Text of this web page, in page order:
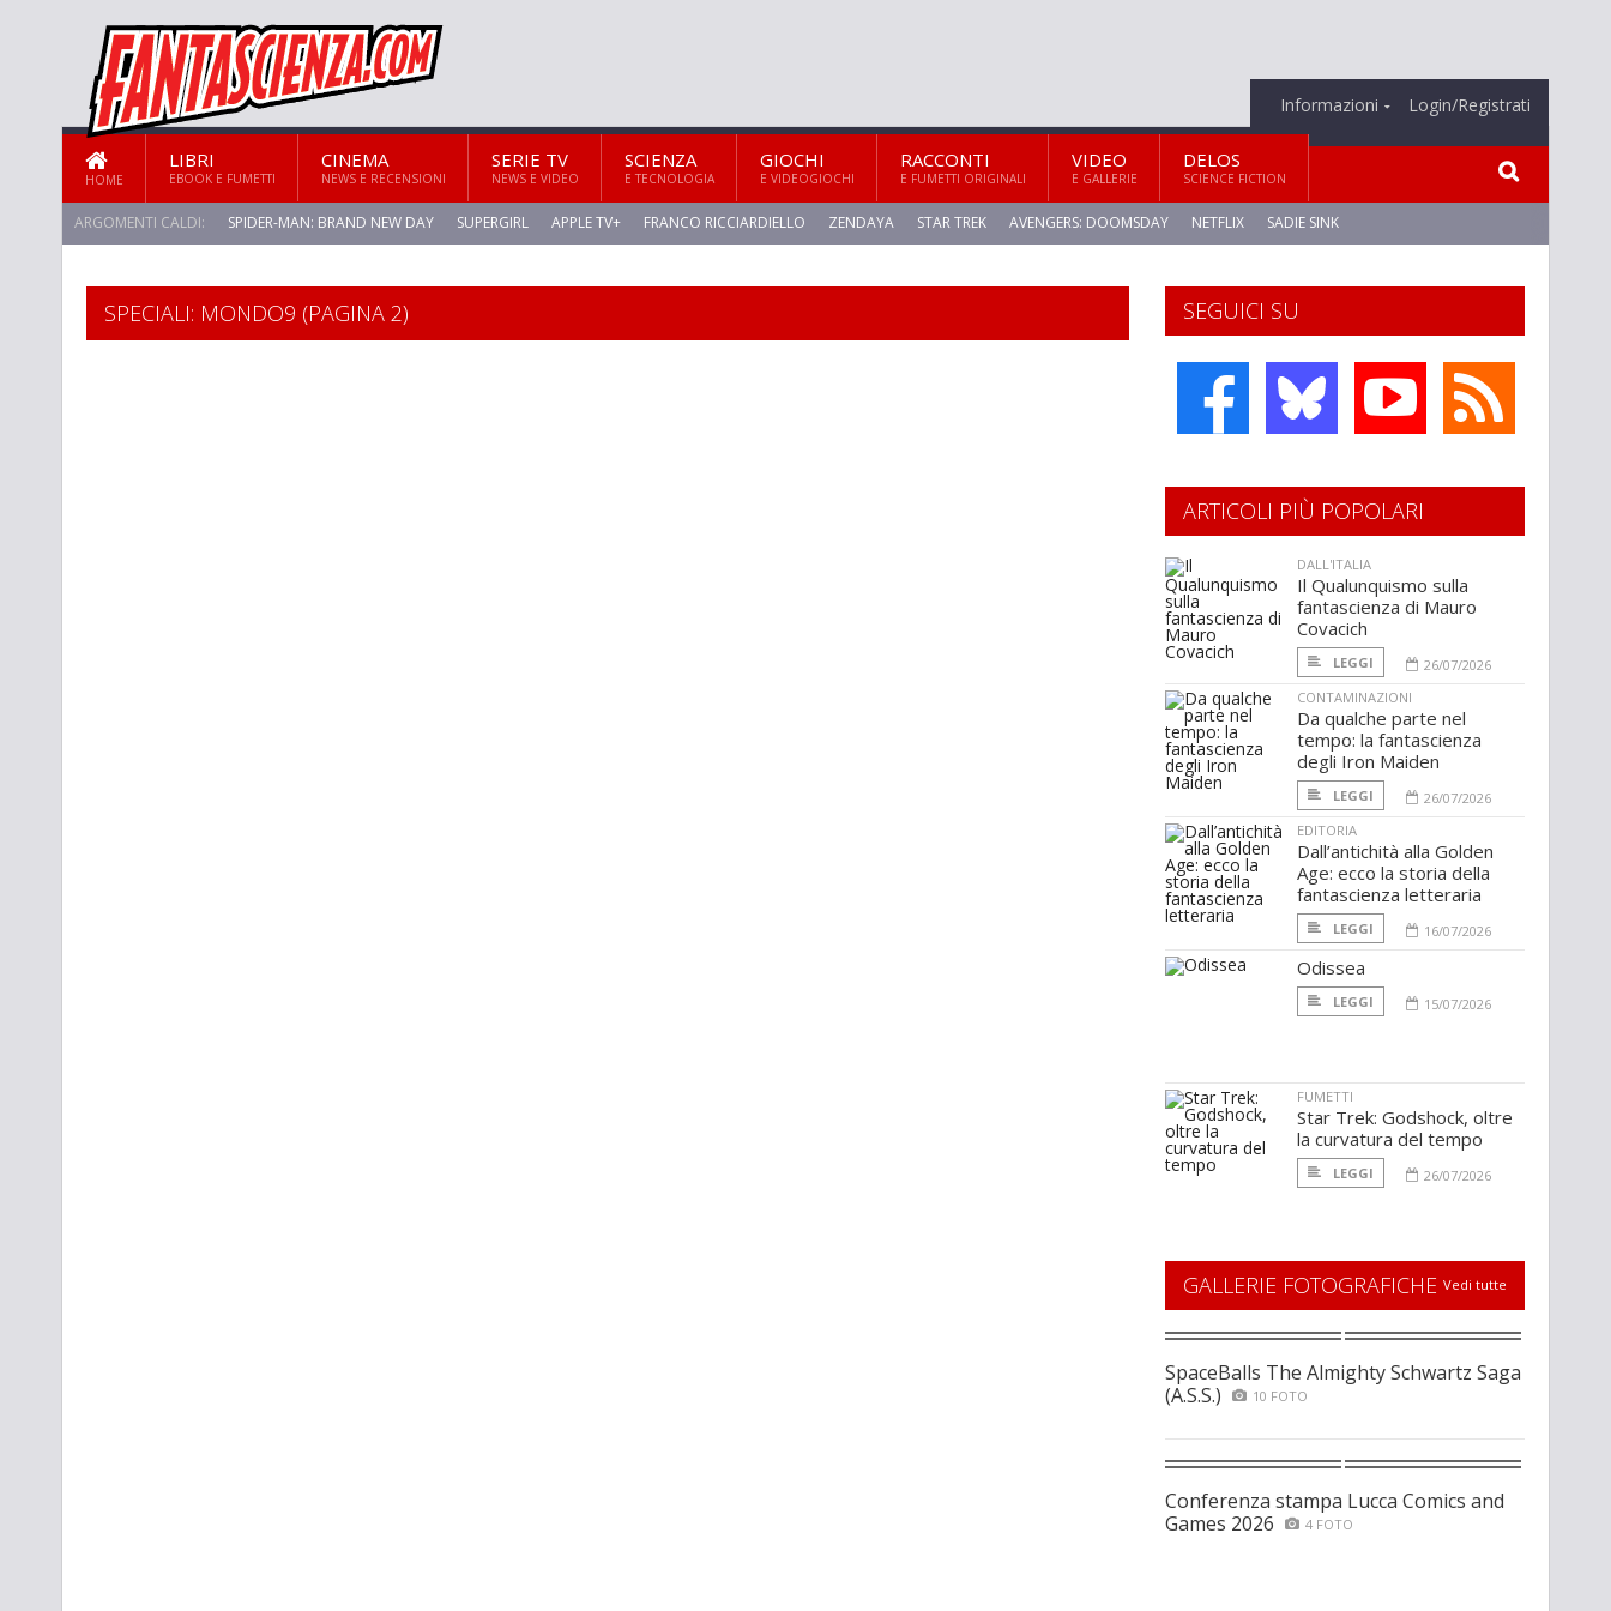
Informazioni Login/Registrati
HOME
LIBRI
EBOOK E FUMETTI
CINEMA
NEWS E RECENSIONI
SERIE TV
NEWS E VIDEO
SCIENZA
E TECNOLOGIA
GIOCHI
E VIDEOGIOCHI
RACCONTI
E FUMETTI ORIGINALI
VIDEO
E GALLERIE
DELOS
SCIENCE FICTION
ARGOMENTI CALDI: SPIDER-MAN: BRAND NEW DAY SUPERGIRL APPLE TV+ FRANCO RICCIARDIELLO ZENDAYA STAR TREK AVENGERS: DOOMSDAY NETFLIX SADIE SINK
SPECIALI: MONDO9 (PAGINA 2) SEGUICI SU
ARTICOLI PIÙ POPOLARI
DALL'ITALIA
Il Qualunquismo sulla
fantascienza di Mauro
Covacich
LEGGI
26/07/2026
CONTAMINAZIONI
Da qualche parte nel
tempo: la fantascienza
degli Iron Maiden
LEGGI
26/07/2026
EDITORIA
Dall’antichità alla Golden
Age: ecco la storia della
fantascienza letteraria
LEGGI 16/07/2026
Odissea
LEGGI 15/07/2026
FUMETTI
Star Trek: Godshock, oltre
la curvatura del tempo
LEGGI 26/07/2026
GALLERIE FOTOGRAFICHE Vedi tutte
SpaceBalls The Almighty Schwartz Saga
(A.S.S.)
10 FOTO
Conferenza stampa Lucca Comics and
Games 2026
4 FOTO